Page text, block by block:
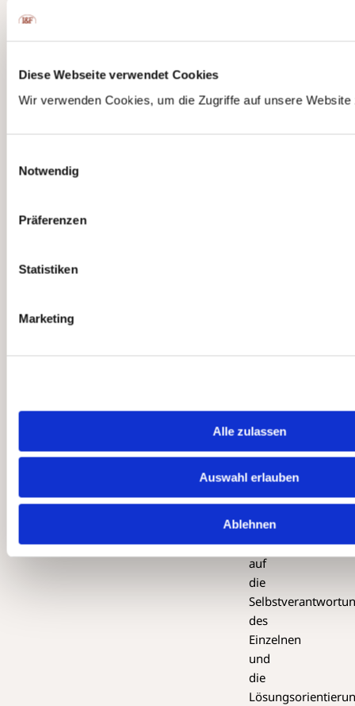
Diese Webseite verwendet Cookies
Wir verwenden Cookies, um die Zugriffe auf unsere
Notwendig
Präferenzen
Statistiken
Marketing
Alle zulassen
Auswahl erlauben
Ablehnen
Krisen
vorsehen.
Für
unvorhersehbare
aber
ist
es
wichtig,
auf
die
des
Einzelnen
und
die